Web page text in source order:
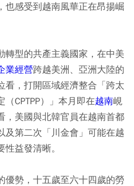
也感受到越南風華正在昂揚崛
轉型的共產主義國家，在中美
業經營跨越美洲、亞洲大陸的
看，打開區域經濟整合「跨太
CPTPP）」本月即在越南峴
，美國與北韓官員在越南首都
及第二次「川金會」可能在越
益發清晰。
優勢，十五歲至六十四歲的勞